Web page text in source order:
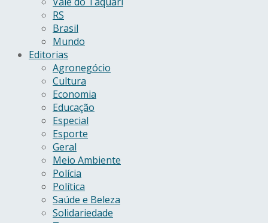
RS
Brasil
Mundo
Editorias
Agronegócio
Cultura
Economia
Educação
Especial
Esporte
Geral
Meio Ambiente
Polícia
Política
Saúde e Beleza
Solidariedade